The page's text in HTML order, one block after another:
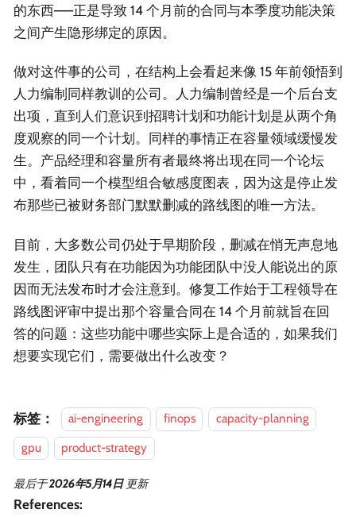
的东西——正是导致 14 个月前的合同与本季度功能决策
之间产生隐形绑定的原因。
做对这件事的公司，在结构上会看起来像 15 年前领悟到
人力编制同样教训的公司。人力编制曾经是一个后台支
出项，直到人们意识到招聘计划和功能计划是从两个角
度观察的同一个计划。同样的事情正在容量领域缓慢发
生。产品经理和容量所有者最终将出现在同一个论坛
中，看着同一个模型组合敏感度图表，因为这是停止发
布那些已被财务部门默默删减的路线图的唯一方法。
目前，大多数公司仍处于早期阶段，删减在悄无声息地
发生，团队只有在功能因为功能团队中没人能说出的原
因而无法发布时才会注意到。修复工作始于工程领导在
路线图评审中提出那个容量合同在 14 个月前就旨在回
答的问题：这些功能中哪些实际上是合适的，如果我们
想要实现它们，需要做出什么改变？
标签： ai-engineering finops
capacity-planning
gpu
product-strategy
最后于2026年5月14日 更新
References: